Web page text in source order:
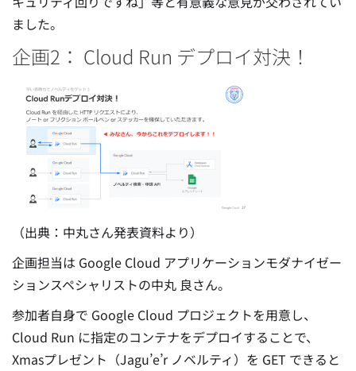
ました。
企画2： Cloud Run デプロイ対決！
（出典：中丸さん発表資料より）
企画担当は Google Cloud アプリケーションモダナイゼー
ションスペシャリストの中丸 良さん。
参加者自身で Google Cloud プロジェクトを用意し、
Cloud Run に指定のコンテナをデプロイすることで、
Xmasプレゼント（Jagu’e’r ノベルティ）を GET できると